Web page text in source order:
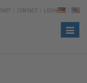
CONTACT LOGIN